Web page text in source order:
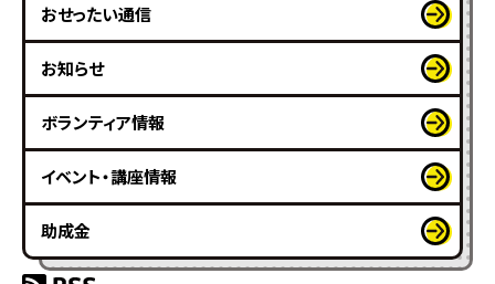
おせったい通信
お知らせ
ボランティア情報
イベント・講座情報
助成金